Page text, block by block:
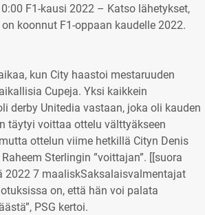
F1-kausi 2022 – Katso lähetykset,
koonnut F1-oppaan kaudelle 2022.
kun City haastoi mestaruuden
Cupeja. Yksi kaikkein
derby Unitedia vastaan, joka oli kauden
täytyi voittaa ottelu välttyäkseen
ottelun viime hetkillä Cityn Denis
Sterlingin ”voittajan”. [[suora
2022 7 maaliskSaksalaisvalmentajat
on, että hän voi palata
PSG kertoi.